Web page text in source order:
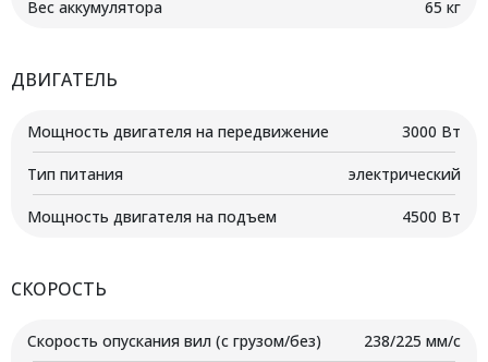
Вес аккумулятора 65 кг
ДВИГАТЕЛЬ
Мощность двигателя на передвижение 3000 Вт
Тип питания электрический
Мощность двигателя на подъем 4500 Вт
СКОРОСТЬ
Скорость опускания вил (с грузом/без) 238/225 мм/с